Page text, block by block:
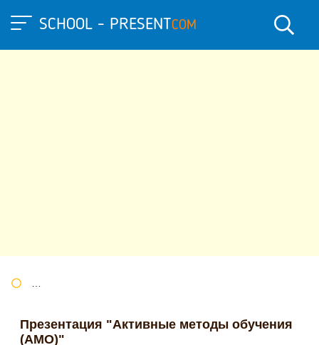
SCHOOL - PRESENTCOM
Презентация "Активные методы обучения
(АМО)"